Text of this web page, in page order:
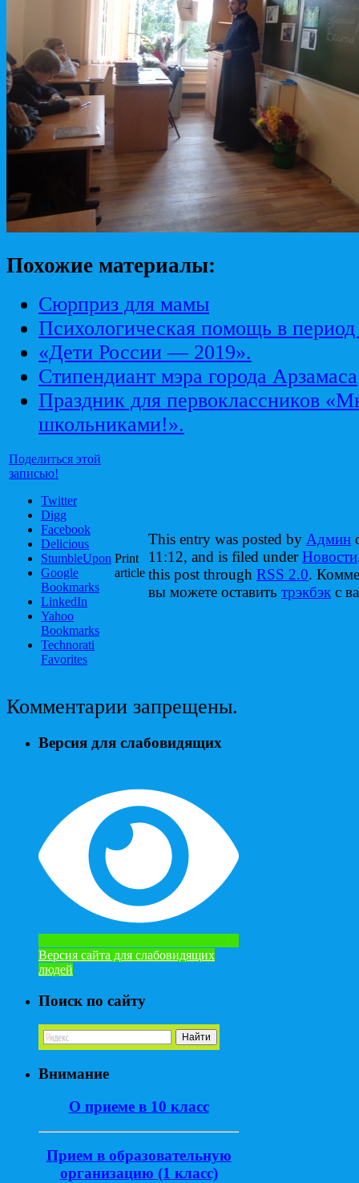
Похожие материалы:
Сюрприз для мамы
Психологическая помощь в
«Дети России — 2019».
Стипендиант мэра города Арзамаса
Праздник для первоклассников
школьниками!».
Поделиться этой
записью!
Twitter
Digg
Facebook
Delicious
StumbleUpon
Google
Bookmarks
LinkedIn
Yahoo
Bookmarks
Technorati
Favorites
Print
article
This entry was posted by Админ
11:12, and is filed underНовости
this post through RSS 2.0.
вы можете оставить трэкбэк с
Комментарии запрещены.
Версия для слабовидящих
Версия сайта для слабовидящих
людей
Поиск по сайту
Внимание
О приеме в 10 класс
Прием в образовательную
организацию (1 класс)